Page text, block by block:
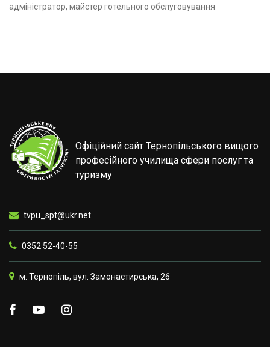
адміністратор, майстер готельного обслуговування
Офіційний сайт Тернопільського вищого
професійного училища сфери послуг та
туризму
tvpu_spt@ukr.net
0352 52-40-55
м. Тернопіль, вул. Замонастирська, 26